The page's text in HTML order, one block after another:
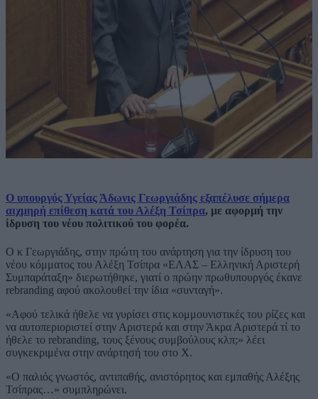
Ο υπουργός Υγείας Άδωνις Γεωργιάδης εξαπέλυσε σήμερα
αιχμηρή επίθεση κατά του Αλέξη Τσίπρα, με αφορμή την
ίδρυση του νέου πολιτικού του φορέα.
Ο κ Γεωργιάδης, στην πρώτη του ανάρτηση για την ίδρυση του
νέου κόμματος του Αλέξη Τσίπρα «ΕΛΑΣ – Ελληνική Αριστερή
Συμπαράταξη» διερωτήθηκε, γιατί ο πρώην πρωθυπουργός έκανε
rebranding αφού ακολουθεί την ίδια «συνταγή».
«Αφού τελικά ήθελε να γυρίσει στις κομμουνιστικές του ρίζες και
να αυτοπεριοριστεί στην Αριστερά και στην Άκρα Αριστερά τί το
ήθελε το rebranding, τους ξένους συμβούλους κλπ;» λέει
συγκεκριμένα στην ανάρτησή του στο Χ.
«Ο παλιός γνωστός, αντιπαθής, ανιστόρητος και εμπαθής Αλέξης
Τσίπρας…» συμπληρώνει.